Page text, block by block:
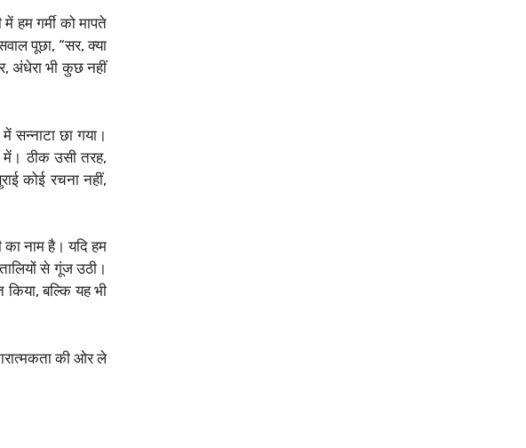
हम गर्मी को मापते
पूछा, “सर, क्या
अंधेरा भी कुछ नहीं
सन्नाटा छा गया।
ठीक उसी तरह,
कोई रचना नहीं,
नाम है। यदि हम
से गूंज उठी।
बल्कि यह भी
की ओर ले